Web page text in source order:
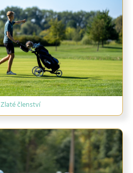
Zlaté členství